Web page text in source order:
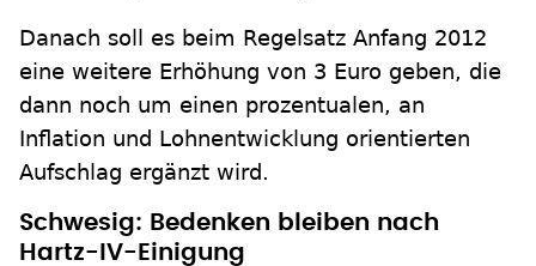
Danach soll es beim Regelsatz Anfang 2012
eine weitere Erhöhung von 3 Euro geben, die
dann noch um einen prozentualen, an
Inflation und Lohnentwicklung orientierten
Aufschlag ergänzt wird.
Schwesig: Bedenken bleiben nach
Hartz-IV-Einigung